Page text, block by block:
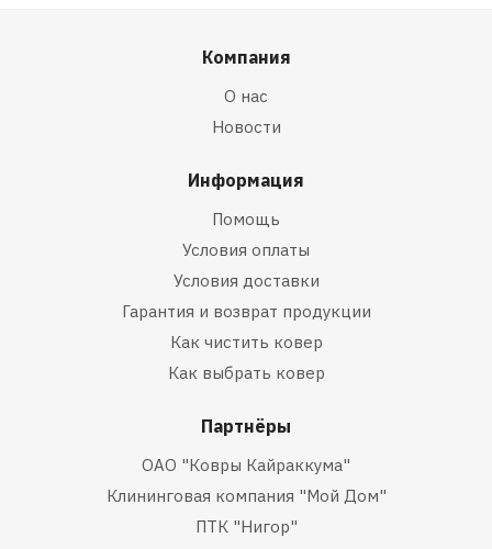
Компания
О нас
Новости
Информация
Помощь
Условия оплаты
Условия доставки
Гарантия и возврат продукции
Как чистить ковер
Как выбрать ковер
Партнёры
ОАО "Ковры Кайраккума"
Клининговая компания "Мой Дом"
ПТК "Нигор"